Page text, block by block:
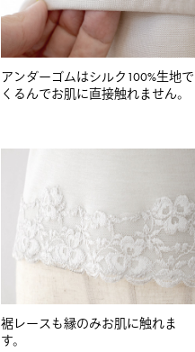
アンダーゴムはシルク100%生地で
くるんでお肌に直接触れません。
裾レースも縁のみお肌に触れま
す。